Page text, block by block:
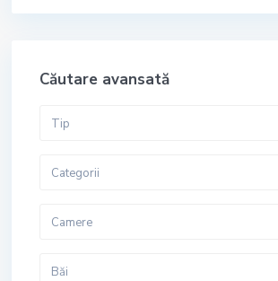
Căutare avansată
Tip
Categorii
Camere
Băi